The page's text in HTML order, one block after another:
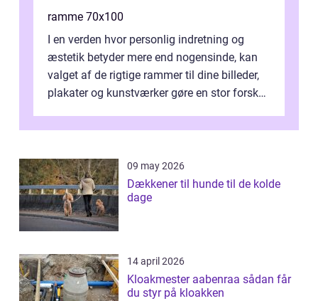
ramme 70x100
I en verden hvor personlig indretning og
æstetik betyder mere end nogensinde, kan
valget af de rigtige rammer til dine billeder,
plakater og kunstværker gøre en stor forskel.
09 may 2026
Dækkener til hunde til de kolde
dage
14 april 2026
Kloakmester aabenraa sådan får
du styr på kloakken